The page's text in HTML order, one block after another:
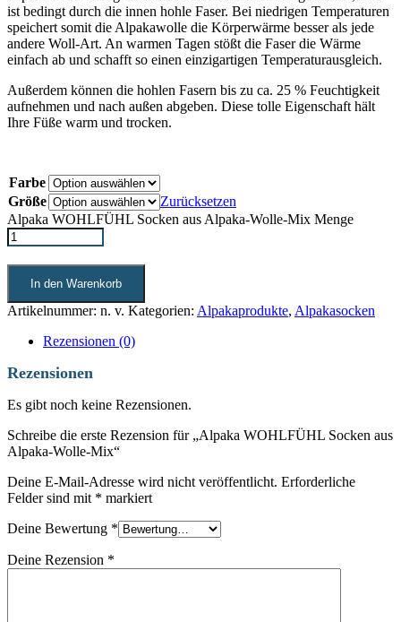
ist bedingt durch die innen hohle Faser. Bei niedrigen Temperaturen
speichert somit die Alpakawolle die Körperwärme besser als jede
andere Woll-Art. An warmen Tagen stößt die Faser die Wärme
einfach ab und schafft so einen einzigartigen Temperaturausgleich.
Außerdem können die hohlen Fasern bis zu ca. 25 % Feuchtigkeit
aufnehmen und nach außen abgeben. Diese tolle Eigenschaft hält
Ihre Füße warm und trocken.
Farbe
Größe
Zurücksetzen
Alpaka WOHLFÜHL Socken aus Alpaka-Wolle-Mix Menge
In den Warenkorb
Artikelnummer: n. v. Kategorien: Alpakaprodukte, Alpakasocken
Rezensionen (0)
Rezensionen
Es gibt noch keine Rezensionen.
Schreibe die erste Rezension für „Alpaka WOHLFÜHL Socken aus
Alpaka-Wolle-Mix“
Deine E-Mail-Adresse wird nicht veröffentlicht. Erforderliche
Felder sind mit * markiert
Deine Bewertung *
Deine Rezension *